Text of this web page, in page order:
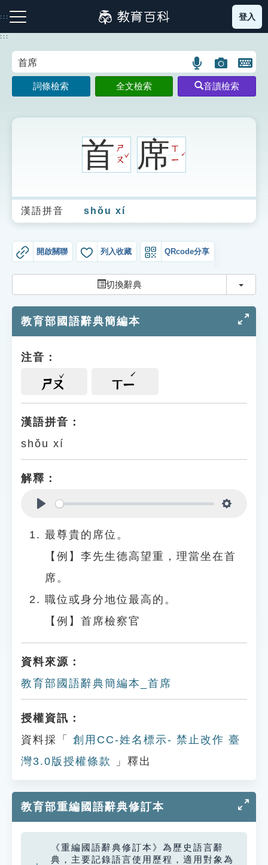
到
主
:::
注音索引圖示 筆畫索引圖示 部首索引表圖示
生字詞彙表
成語故事
索引選單
單字索引
遊戲專區
貓頭鷹博士
登入
:::
語
言
搜
圖
片
搜
開
鍵
圖
詞條檢索 全文檢索 音讀檢索
首ㄕ
ㄡ
ˇ席ㄒ
ㄧ
ˊ
漢語拼音 shǒu xí
開啟關聯 列入收藏 QRcode分享
切換辭典 切換
教育部國語辭典簡編本
注音：
ㄕㄡ ㄒㄧ
漢語拼音：
shǒu xí
解釋：
最尊貴的席位。
【例】李先生德高望重，理當坐在首
席。
職位或身分地位最高的。
【例】首席檢察官
資料來源：
教育部國語辭典簡編本_首席
授權資訊：
資料採「
創用CC-姓名標示- 禁止改作 臺
灣3.0版授權條款
」釋出
教育部重編國語辭典修訂本
《重編國語辭典修訂本》為歷史語言辭
典，主要記錄語言使用歷程，適用對象為